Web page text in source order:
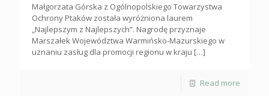
Małgorzata Górska z Ogólnopolskiego Towarzystwa
Ochrony Ptaków została wyróżniona laurem
„Najlepszym z Najlepszych”. Nagrodę przyznaje
Marszałek Województwa Warmińsko-Mazurskiego w
uznaniu zasług dla promocji regionu w kraju […]
Read more